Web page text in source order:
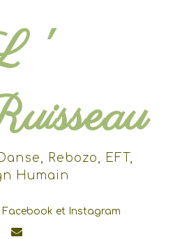
'
Rebozo, EFT,
Humain
Facebook et Instagram